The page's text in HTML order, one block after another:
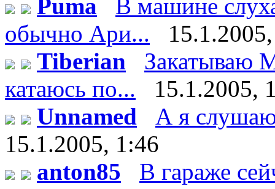
Puma
В машине
обычно Ари...
Tiberian
Закатываю
катаюсь по...
15.1.2005,
Unnamed
А я
15.1.2005, 1:46
anton85
В гараже